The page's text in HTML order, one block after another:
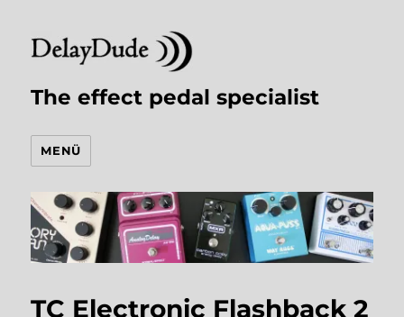
The effect pedal specialist
MENÜ
TC Electronic Flashback 2